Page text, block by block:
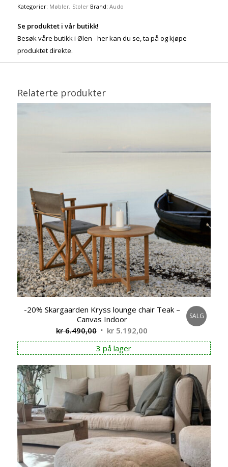
Kategorier: Møbler, Stoler Brand: Audo
Se produktet i vår butikk!
Besøk våre butikk i Ølen - her kan du se, ta på og kjøpe
produktet direkte.
Relaterte produkter
-20% Skargaarden Kryss lounge chair Teak –
Canvas Indoor
kr6.490,00 Opprinnelig
pris
var:
kr 6.490,00.
kr 5.192,00
pris
er:
kr 5.192,00.
SALG
3 på lager